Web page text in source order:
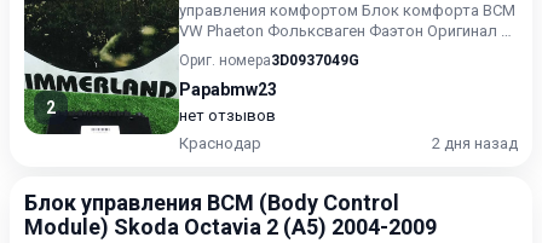
2
управления комфортом Блок комфорта BCM
VW Phaeton Фольксваген Фаэтон Оригинал б/
у Хорошее состояние Без деф...
Ориг. номера3D0937049G
Papabmw23
нет отзывов
Краснодар
2 дня назад
Блок управления BCM (Body Control
Module) Skoda Octavia 2 (A5) 2004-2009